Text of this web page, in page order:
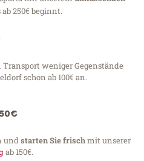
ab 250€ beginnt.
Transport weniger Gegenstände
schon ab 100€ an.
undstarten Sie frischmit unserer
ab 150€.